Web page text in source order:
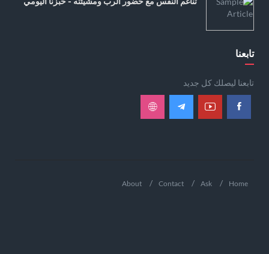
تابعنا
تابعنا ليصلك كل جديد
Home
Ask
Contact
About